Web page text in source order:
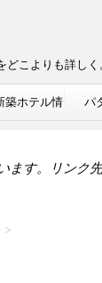
こよりも詳しく
築ホテル情 パ
ます。リンク
>